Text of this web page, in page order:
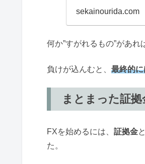
sekainourida.com
何か”すがれるもの”があれ
負けが込んむと、 最終的
まとまった証拠
FXを始めるには、 証拠金
た。